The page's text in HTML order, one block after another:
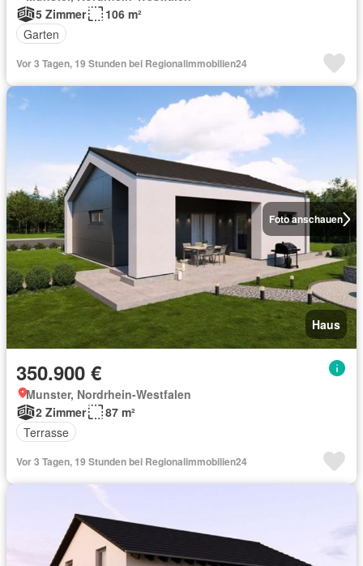
5 Zimmer
106 m²
Garten
Vor 3 Tagen, 19 Stunden bei Regionalimmobilien24
Foto anschauen
Haus
350.900 €
Munster, Nordrhein-Westfalen
2 Zimmer
87 m²
Terrasse
Vor 3 Tagen, 19 Stunden bei Regionalimmobilien24